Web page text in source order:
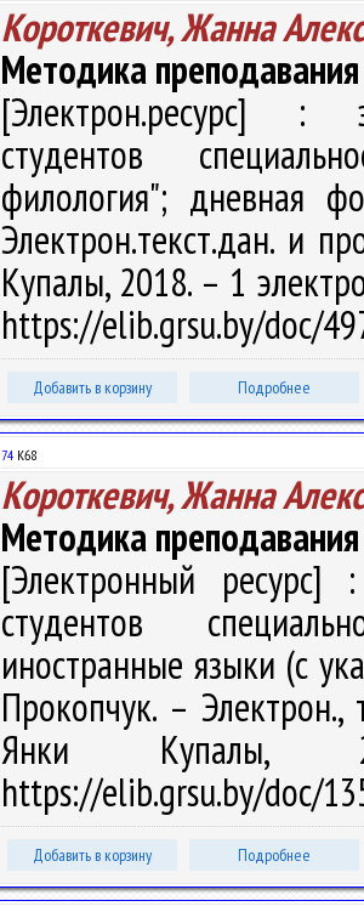
Короткевич, Жанна
Методика
[Электрон.ресурс] :
студентов
филология"; дневная
Электрон.текст.дан. и
Купалы, 2018. – 1
https://elib.grsu.by/doc/
Добавить в корзину Подробнее
74 К68
Короткевич, Жанна
Методика
[Электронный ресурс]
студентов
иностранные языки (с
Прокопчук. –
Янки Купалы,
https://elib.grsu.by/doc/
Добавить в корзину Подробнее